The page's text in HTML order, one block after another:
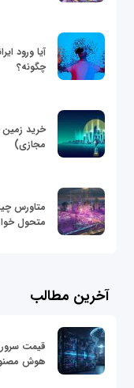
آیا ورود
چگونه؟
مجازی)
متاورس
متحول
آخرین مطالب
هوش